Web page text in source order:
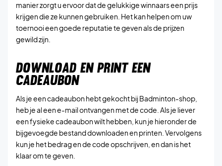
manier zorgt u ervoor dat de gelukkige winnaars een prijs
krijgen die ze kunnen gebruiken. Het kan helpen om uw
toernooi een goede reputatie te geven als de prijzen
gewild zijn.
DOWNLOAD EN PRINT EEN
CADEAUBON
Als je een cadeaubon hebt gekocht bij Badminton-shop,
heb je al een e-mail ontvangen met de code. Als je liever
een fysieke cadeaubon wilt hebben, kun je hieronder de
bijgevoegde bestand downloaden en printen. Vervolgens
kun je het bedrag en de code opschrijven, en dan is het
klaar om te geven.